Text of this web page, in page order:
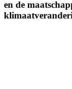
en de